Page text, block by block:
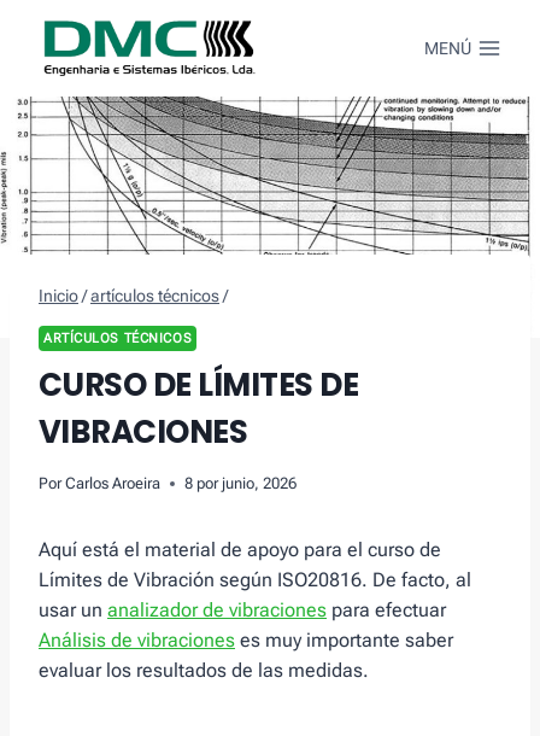
Contenido
MENÚ
Inicio/artículos técnicos/
ARTÍCULOS TÉCNICOS
CURSO DE LÍMITES DE
VIBRACIONES
Por Carlos Aroeira 8 por junio, 2026
Aquí está el material de apoyo para el curso de
Límites de Vibración según ISO20816. De facto, al
usar un analizador de vibraciones para efectuar
Análisis de vibraciones es muy importante saber
evaluar los resultados de las medidas.